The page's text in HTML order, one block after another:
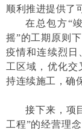
顺利推进提供了
在总包方“
摇”的工期原则
疫情和连续烈日
工区域，优化交
持连续施工，确
接下来，项
工程”的经营理